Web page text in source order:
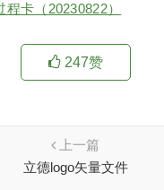
卡（20230822）
247赞
上一篇
立德logo矢量文件